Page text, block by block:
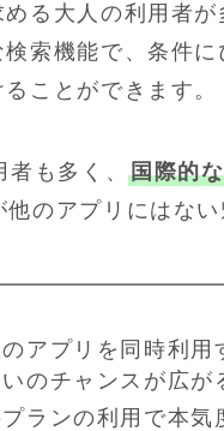
る大人の利用者が
索機能で、条件に
ことができます。
者も多く、国際的
他のアプリにはない
アプリを同時利用
のチャンスが広が
ランの利用で本気